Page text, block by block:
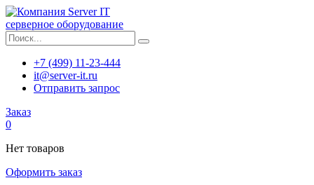
серверное оборудование
+7 (499) 11-23-444
it@server-it.ru
Отправить запрос
Заказ
0
Нет товаров
Оформить заказ